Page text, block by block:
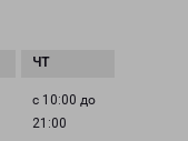
с 10:00 до
21:00